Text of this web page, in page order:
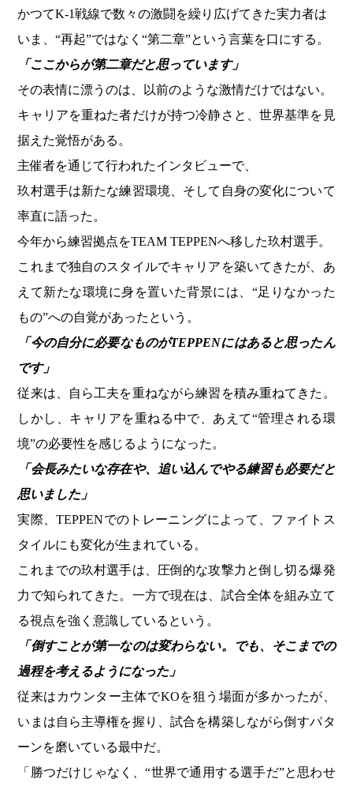
かつてK-1戦線で数々の激闘を繰り広げてきた実力者は
いま、“再起”ではなく“第二章”という言葉を口にする。
「ここからが第二章だと思っています」
その表情に漂うのは、以前のような激情だけではない。
キャリアを重ねた者だけが持つ冷静さと、世界基準を見
据えた覚悟がある。
主催者を通じて行われたインタビューで、
玖村選手は新たな練習環境、そして自身の変化について
率直に語った。
今年から練習拠点をTEAM TEPPENへ移した玖村選手。
これまで独自のスタイルでキャリアを築いてきたが、あ
えて新たな環境に身を置いた背景には、“足りなかった
もの”への自覚があったという。
「今の自分に必要なものがTEPPENにはあると思ったん
です」
従来は、自ら工夫を重ねながら練習を積み重ねてきた。
しかし、キャリアを重ねる中で、あえて“管理される環
境”の必要性を感じるようになった。
「会長みたいな存在や、追い込んでやる練習も必要だと
思いました」
実際、TEPPENでのトレーニングによって、ファイトス
タイルにも変化が生まれている。
これまでの玖村選手は、圧倒的な攻撃力と倒し切る爆発
力で知られてきた。一方で現在は、試合全体を組み立て
る視点を強く意識しているという。
「倒すことが第一なのは変わらない。でも、そこまでの
過程を考えるようになった」
従来はカウンター主体でKOを狙う場面が多かったが、
いまは自ら主導権を握り、試合を構築しながら倒すパタ
ーンを磨いている最中だ。
「勝つだけじゃなく、“世界で通用する選手だ”と思わせ